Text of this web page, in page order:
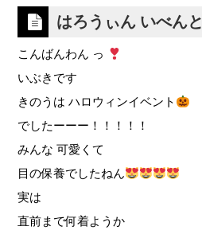
はろうぃん いべんと
こんばんわん っ
いぶきです
きのうは ハロウィンイベント
でしたーーー！！！！！
みんな 可愛くて
目の保養でしたねん
実は
直前まで何着ようか